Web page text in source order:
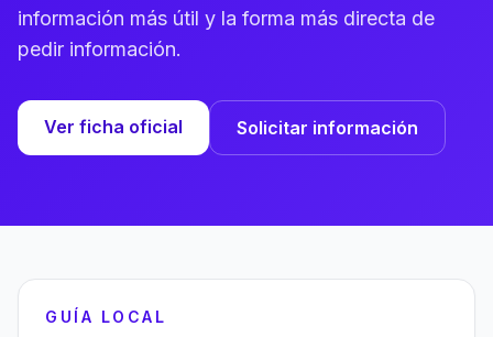
información más útil y la forma más directa de
pedir información.
Ver ficha oficial Solicitar información
GUÍA LOCAL